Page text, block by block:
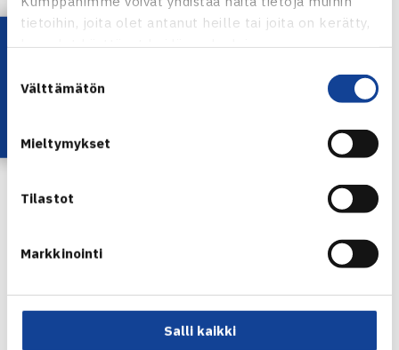
tietoihin, joita olet antanut heille tai joita on kerätty,
kun olet käyttänyt heidän palvelujaan.
valinta
Välttämätön
Mieltymykset
Tilastot
Markkinointi
Salli kaikki
Riian TE16 Junior Tour verkossa
Seuraava uutinen: Jarkko voitti Haasen… →
Lataa OmaTennis!